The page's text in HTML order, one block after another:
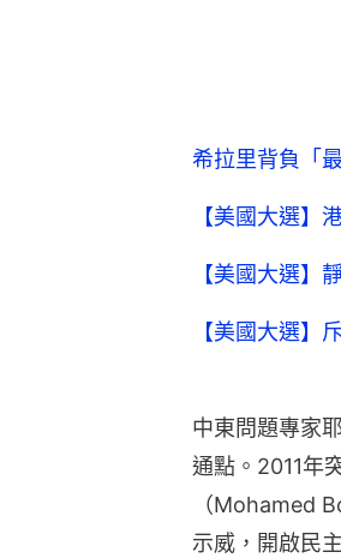
希拉里背負「
【美國大選
【美國大選
【美國大選
中東問題專家
通點。2011年
（Mohamed
示威，開啟民